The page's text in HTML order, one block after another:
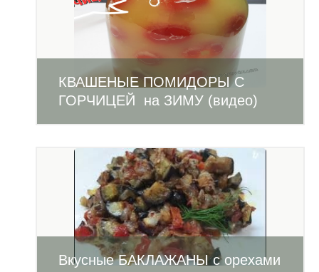
КВАШЕНЫЕ ПОМИДОРЫ С
ГОРЧИЦЕЙ на ЗИМУ (видео)
Вкусные БАКЛАЖАНЫ с орехами